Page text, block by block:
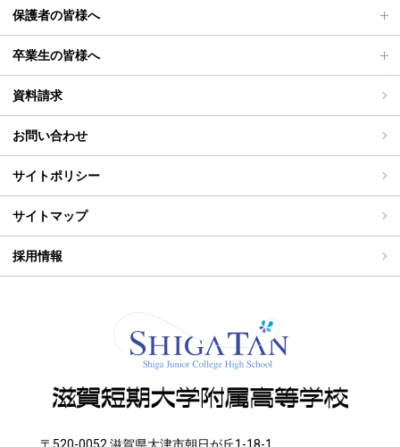
め対策基本方針
進路実績
滋賀短期大学への推薦制度
オープンスクールレポート
2026年度（令和8年度）募集概要
過去の入試問題
部活動、生徒会行事
制服紹介
海外研修旅行
学校行事
保護者の皆様へ
保護者の皆様へ
PT通信
卒業生の皆様へ
各種証明書交付について
同窓会事務局よりお知らせ
同窓会報（すみれ）、すみれweb
ご住所変更
資料請求
お問い合わせ
サイトポリシー
サイトマップ
採用情報